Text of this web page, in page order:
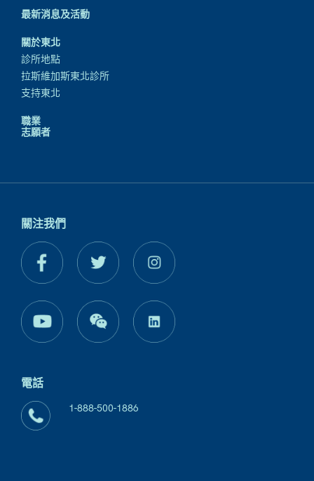
最新消息及活動
關於東北
診所地點
拉斯維加斯東北診所
支持東北
職業
志願者
關注我們
電話
1-888-500-1886